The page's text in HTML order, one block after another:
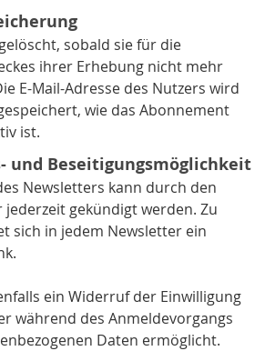
sobald sie für die
ihrer Erhebung nicht mehr
E-Mail-Adresse des Nutzers wird
wie das Abonnement
ist.
und Beseitigungsmöglichkeit
Newsletters kann durch den
gekündigt werden. Zu
sich in jedem Newsletter ein
ein Widerruf der Einwilligung
während des Anmeldevorgangs
Daten ermöglicht.